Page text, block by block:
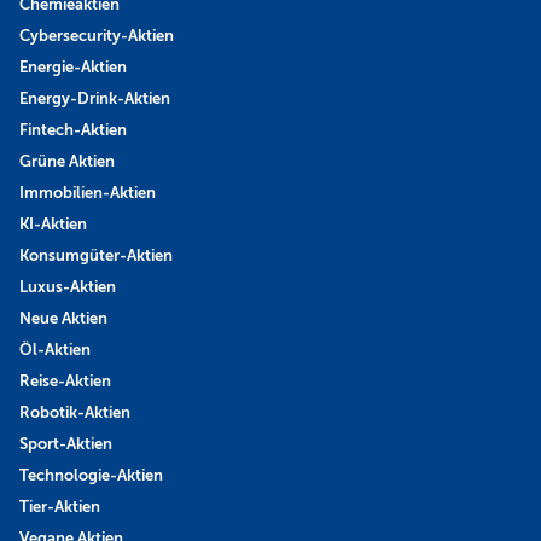
Chemieaktien
Cybersecurity-Aktien
Energie-Aktien
Energy-Drink-Aktien
Fintech-Aktien
Grüne Aktien
Immobilien-Aktien
KI-Aktien
Konsumgüter-Aktien
Luxus-Aktien
Neue Aktien
Öl-Aktien
Reise-Aktien
Robotik-Aktien
Sport-Aktien
Technologie-Aktien
Tier-Aktien